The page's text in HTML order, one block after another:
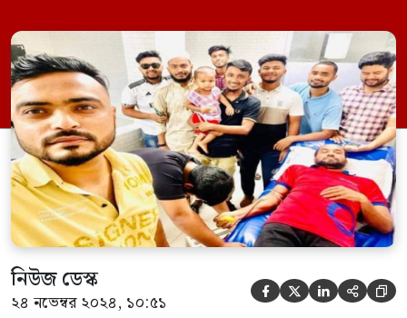
এভাবেই স্বেচ্ছায় রক্ত দেন। আবার প্রয়োজনীয়
রক্ত রোগী ও স্বজনদের ব্যবস্থা করে দেন। এই
তরুণেরা স্বেচ্ছায় রক্তদাতার সংগঠন টঙ্গীবাড়ী ব্লাড
ফাউন্ডেশন তৈরি করেছেন। স্বেচ্ছায় […]
নিউজ ডেস্ক
২৪ নভেম্বর ২০২৪, ১০:৫১     